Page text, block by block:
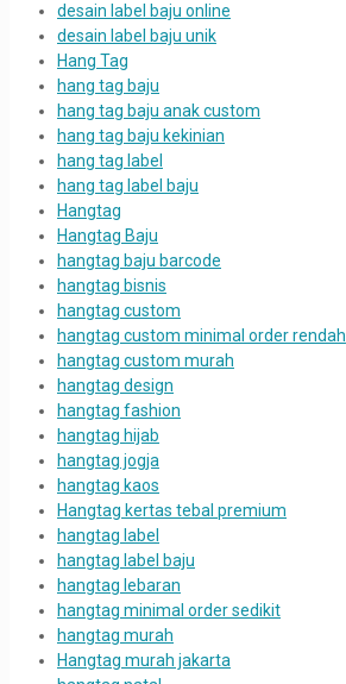
desain label baju online
desain label baju unik
Hang Tag
hang tag baju
hang tag baju anak custom
hang tag baju kekinian
hang tag label
hang tag label baju
Hangtag
Hangtag Baju
hangtag baju barcode
hangtag bisnis
hangtag custom
hangtag custom minimal order rendah
hangtag custom murah
hangtag design
hangtag fashion
hangtag hijab
hangtag jogja
hangtag kaos
Hangtag kertas tebal premium
hangtag label
hangtag label baju
hangtag lebaran
hangtag minimal order sedikit
hangtag murah
Hangtag murah jakarta